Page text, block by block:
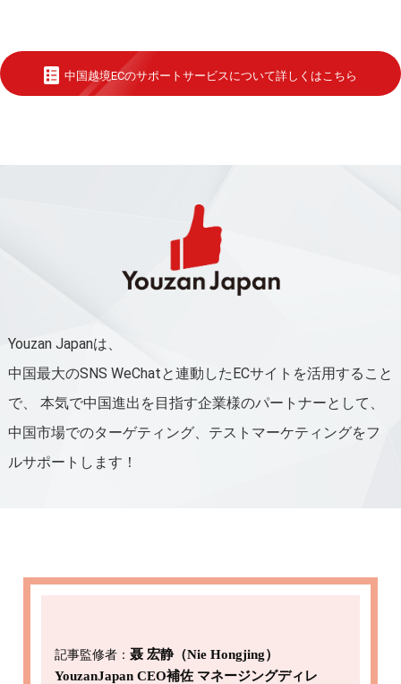
中国越境ECのサポートサービスについて詳しくはこちら
Youzan Japanは、
中国最大のSNS WeChatと連動したECサイトを活用すること
で、
本気で中国進出を目指す企業様のパートナーとして、
中国市場でのターゲティング、テストマーケティングをフ
ルサポートします！
記事監修者： 聂 宏静（Nie Hongjing）
YouzanJapan CEO補佐 マネージングディレ